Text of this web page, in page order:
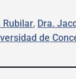
Rubilar, Dra.
de